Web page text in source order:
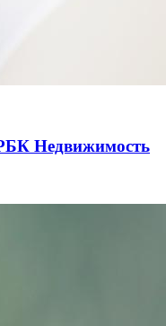
Недвижимость